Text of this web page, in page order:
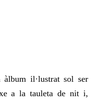
il·lustrat sol ser
a la tauleta de nit i,